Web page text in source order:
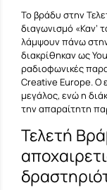
Το βράδυ στην
διαγωνισμό «Καν’
λάμψουν πάνω
διακρίθηκαν ως
ραδιοφωνικές
Creative Europe. Ο
μεγάλος, ενώ η
την απαραίτητη
Τελετή